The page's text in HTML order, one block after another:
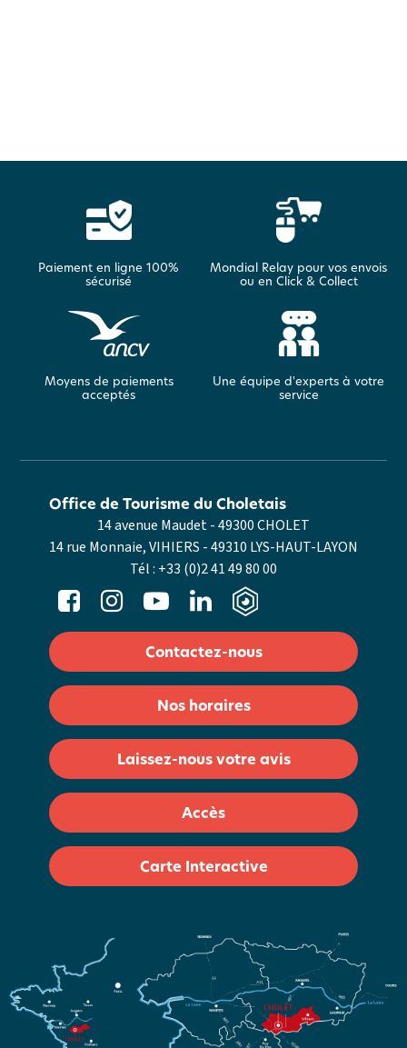
Paiement en ligne 100%
sécurisé
Mondial Relay pour vos envois
ou en Click & Collect
Moyens de paiements
acceptés
Une équipe d'experts à votre
service
14 avenue Maudet - 49300 CHOLET
14 rue Monnaie, VIHIERS - 49310 LYS-HAUT-LAYON
Tél : +33 (0)2 41 49 80 00
Office de Tourisme du Choletais
Contactez-nous
Nos horaires
Laissez-nous votre avis
Accès
Carte Interactive